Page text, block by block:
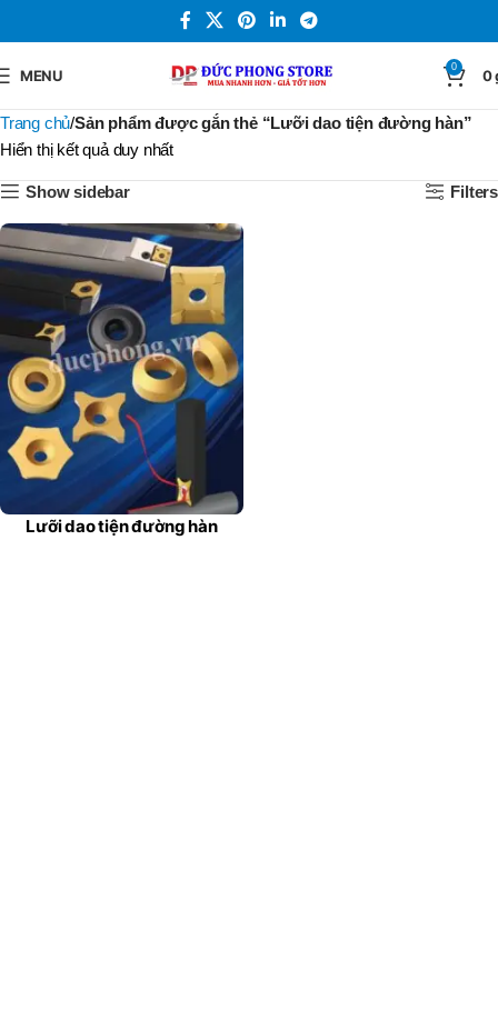
MENU 0 0
Trang chủ Sản phẩm được gắn thẻ “Lưỡi dao tiện đường hàn”
Hiển thị kết quả duy nhất
Show sidebar Filters
Lưỡi dao tiện đường hàn